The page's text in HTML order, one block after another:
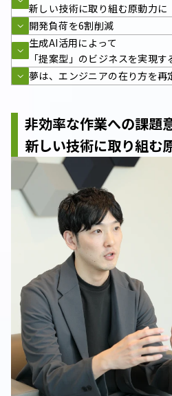
新しい技術に取り組む原動力に
開発負荷を6割削減
生成AI活用によって
「提案型」のビジネスを実現す
夢は、エンジニアの在り方を再
非効率な作業への課題
新しい技術に取り組む